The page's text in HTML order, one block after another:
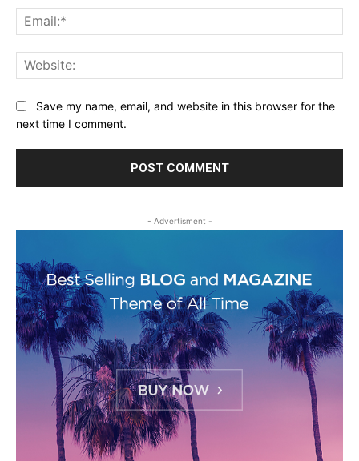
Save my name, email, and website in this browser for the
next time I comment.
- Advertisment -